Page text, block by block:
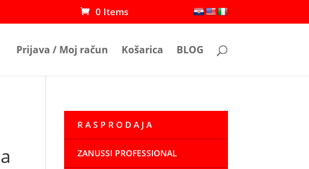
0 Items
Prijava / Moj račun Košarica BLOG
R A S P R O D A J A
ZANUSSI PROFESSIONAL